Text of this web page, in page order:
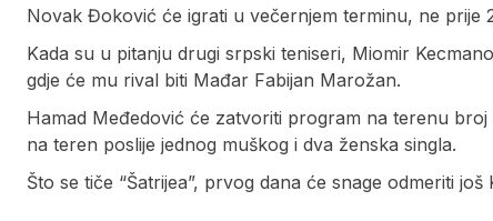
Novak Đoković će igrati u večernjem terminu, ne prije
Kada su u pitanju drugi srpski teniseri, Miomir
gdje će mu rival biti Mađar Fabijan Marožan.
Hamad Međedović će zatvoriti program na terenu
na teren poslije jednog muškog i dva ženska singla.
Što se tiče “Šatrijea”, prvog dana će snage odmeriti